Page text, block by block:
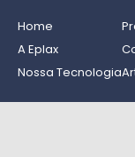
Home
A Eplax
Nossa Tecnologia